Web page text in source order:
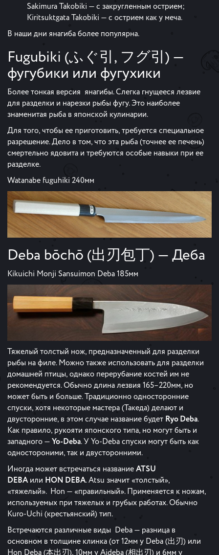
Sakimura Takobiki — с закругленным острием;
Kiritsuktgata Takobiki — с острием как у меча.
В наши дни янагиба более популярна.
Fugubiki (ふぐ引, フグ引) —
фугубики или фугухики
Более тонкая версия янагибы. Слегка гнущееся лезвие
для разделки и нарезки рыбы фугу. Это наиболее
знаменитая рыба в японской кулинарии.
Для того, чтобы ее приготовить, требуется специальное
разрешение. Дело в том, что эта рыба (точнее ее печень)
смертельно ядовита и требуются особые навыки при ее
разделке.
Watanabe fuguhiki 240мм
Deba bōchō (出刃包丁) — Деба
Kikuichi Monji Sansuimon Deba 185мм
Тяжелый толстый нож, предназначенный для разделки
рыбы на филе. Можно также использовать для разделки
домашней птицы, однако перерубание костей им не
рекомендуется. Обычно длина лезвия 165–220мм, но
может быть и больше. Традиционно односторонние
спуски, хотя некоторые мастера (Такеда) делают и
двусторонние, в этом случае название будет Ryo Deba.
Как правило, рукояти японского типа, но могут быть и
западного —Yo-Deba. У Yo-Deba спуски могут быть как
одностороними, так и двусторонними.
Иногда может встречаться названиеATSU
DEBAили HON DEBA. Atsu значит «толстый»,
«тяжелый». Hon — «правильный». Применяется к ножам,
используемых при тяжелых и грубых работах. Обычно
Kuro-Uchi (крестьянский) тип.
Встречаются различные виды Deba — разница в
основном в толщине клинка (от 12мм у Deba (出刃) или
Hon Deba (本出刃), 10мм у Aideba (相出刃) и 6мм у